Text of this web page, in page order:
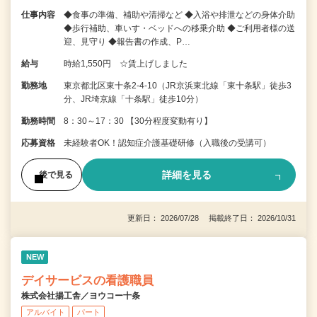
仕事内容
◆食事の準備、補助や清掃など ◆入浴や排泄などの身体介助
◆歩行補助、車いす・ベッドへの移乗介助 ◆ご利用者様の送
迎、見守り ◆報告書の作成、P…
給与 時給1,550円 ☆賃上げしました
勤務地
東京都北区東十条2-4-10（JR京浜東北線「東十条駅」徒歩3
分、JR埼京線「十条駅」徒歩10分）
勤務時間 8：30～17：30 【30分程度変動有り】
応募資格 未経験者OK！認知症介護基礎研修（入職後の受講可）
後で見る 詳細を見る
更新日： 2026/07/28 掲載終了日： 2026/10/31
NEW
デイサービスの看護職員
株式会社揚工舎／ヨウコー十条
アルバイト パート